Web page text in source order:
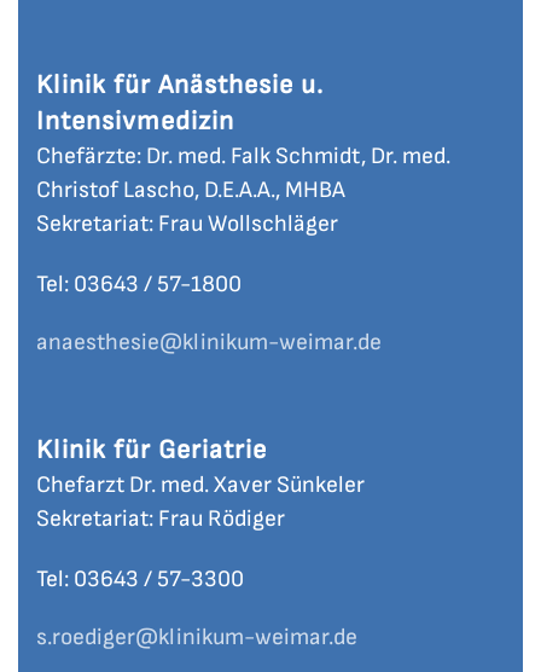
Klinik für Anästhesie u.
Intensivmedizin
Chefärzte: Dr. med. Falk Schmidt, Dr. med.
Christof Lascho, D.E.A.A., MHBA
Sekretariat: Frau Wollschläger
Tel: 03643 / 57-1800
anaesthesie@klinikum-weimar.de
Klinik für Geriatrie
Chefarzt Dr. med. Xaver Sünkeler
Sekretariat: Frau Rödiger
Tel: 03643 / 57-3300
s.roediger@klinikum-weimar.de